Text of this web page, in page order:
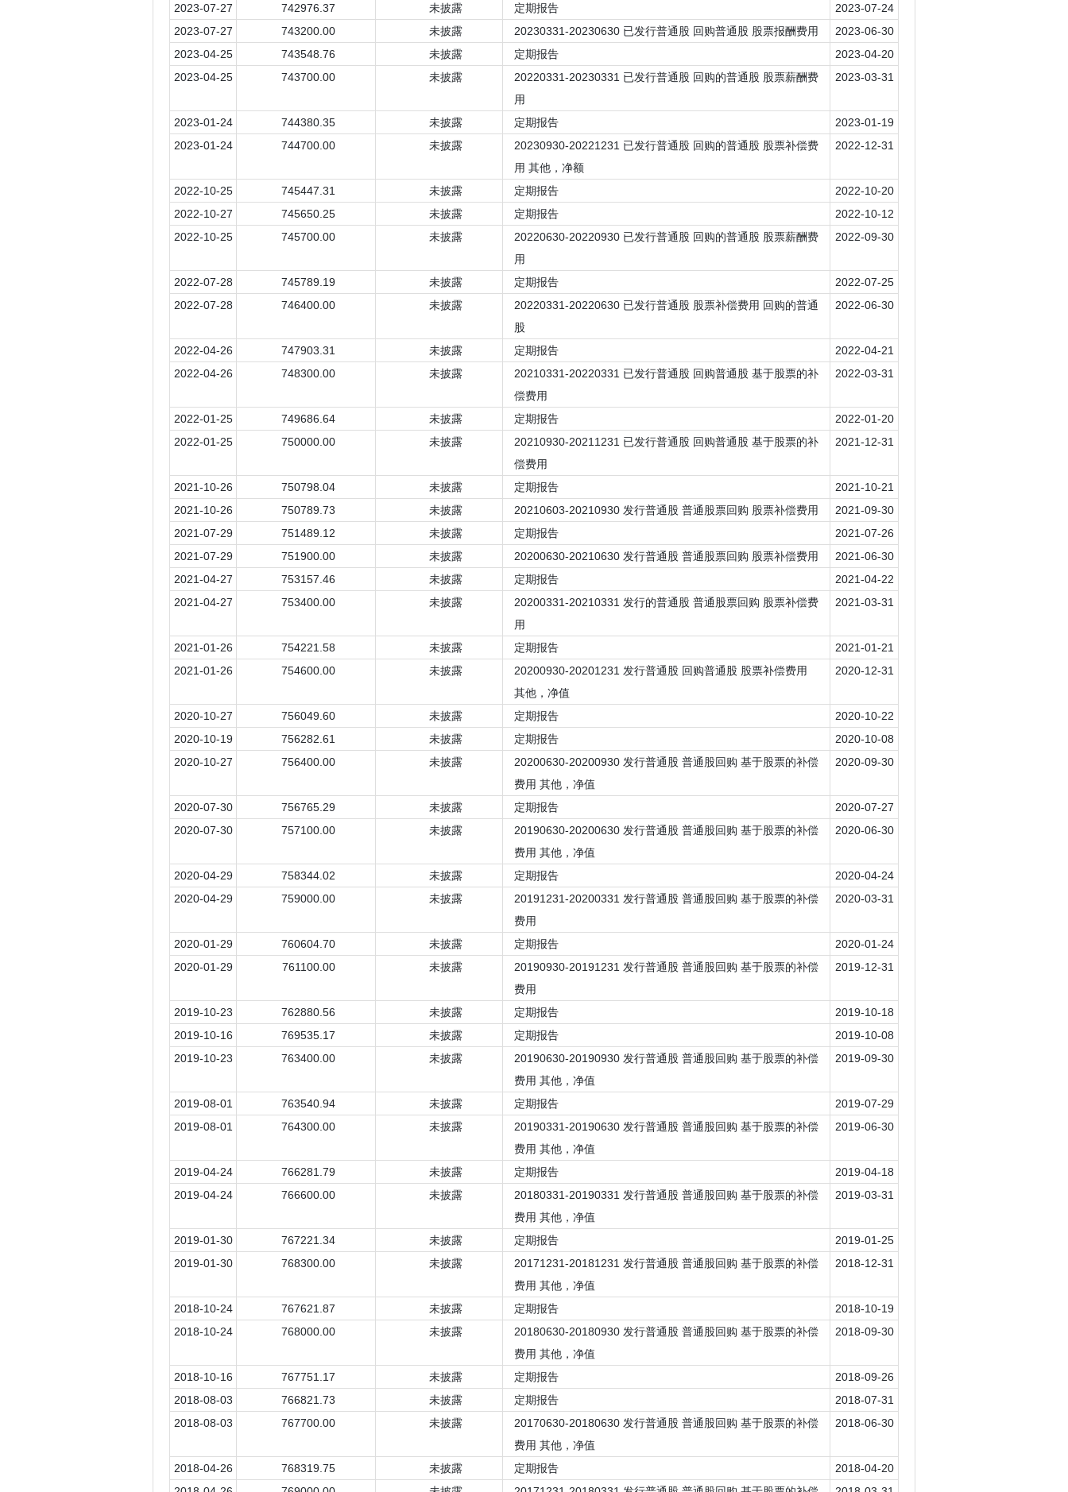
2023-07-27
742976.37 未披露 定期报告
2023-07-24
2023-07-27
743200.00 未披露 20230331-20230630 已发行普通股 回购普通股 股票报酬费用
2023-06-30
2023-04-25
743548.76 未披露 定期报告
2023-04-20
2023-04-25
743700.00 未披露
20220331-20230331 已发行普通股 回购的普通股 股票薪酬费
用
2023-03-31
2023-01-24 744380.35 未披露 定期报告
2023-01-19
2023-01-24
744700.00 未披露
20230930-20221231 已发行普通股 回购的普通股 股票补偿费
用 其他，净额
2022-12-31
2022-10-25 745447.31 未披露 定期报告
2022-10-20
2022-10-27
745650.25 未披露 定期报告
2022-10-12
2022-10-25
745700.00 未披露
20220630-20220930 已发行普通股 回购的普通股 股票薪酬费
用
2022-09-30
2022-07-28 745789.19 未披露 定期报告
2022-07-25
2022-07-28
746400.00 未披露
20220331-20220630 已发行普通股 股票补偿费用 回购的普通
股
2022-06-30
2022-04-26 747903.31 未披露 定期报告
2022-04-21
2022-04-26
748300.00 未披露
20210331-20220331 已发行普通股 回购普通股 基于股票的补
偿费用
2022-03-31
2022-01-25 749686.64 未披露 定期报告
2022-01-20
2022-01-25
750000.00 未披露
20210930-20211231 已发行普通股 回购普通股 基于股票的补
偿费用
2021-12-31
2021-10-26 750798.04 未披露 定期报告
2021-10-21
2021-10-26
750789.73 未披露 20210603-20210930 发行普通股 普通股票回购 股票补偿费用
2021-09-30
2021-07-29
751489.12 未披露 定期报告
2021-07-26
2021-07-29
751900.00 未披露 20200630-20210630 发行普通股 普通股票回购 股票补偿费用
2021-06-30
2021-04-27
753157.46 未披露 定期报告
2021-04-22
2021-04-27
753400.00 未披露
20200331-20210331 发行的普通股 普通股票回购 股票补偿费
用
2021-03-31
2021-01-26 754221.58 未披露 定期报告
2021-01-21
2021-01-26
754600.00 未披露
20200930-20201231 发行普通股 回购普通股 股票补偿费用
其他，净值
2020-12-31
2020-10-27 756049.60 未披露 定期报告
2020-10-22
2020-10-19
756282.61 未披露 定期报告
2020-10-08
2020-10-27
756400.00 未披露
20200630-20200930 发行普通股 普通股回购 基于股票的补偿
费用 其他，净值
2020-09-30
2020-07-30 756765.29 未披露 定期报告
2020-07-27
2020-07-30
757100.00 未披露
20190630-20200630 发行普通股 普通股回购 基于股票的补偿
费用 其他，净值
2020-06-30
2020-04-29 758344.02 未披露 定期报告
2020-04-24
2020-04-29
759000.00 未披露
20191231-20200331 发行普通股 普通股回购 基于股票的补偿
费用
2020-03-31
2020-01-29 760604.70 未披露 定期报告
2020-01-24
2020-01-29
761100.00 未披露
20190930-20191231 发行普通股 普通股回购 基于股票的补偿
费用
2019-12-31
2019-10-23 762880.56 未披露 定期报告
2019-10-18
2019-10-16
769535.17 未披露 定期报告
2019-10-08
2019-10-23
763400.00 未披露
20190630-20190930 发行普通股 普通股回购 基于股票的补偿
费用 其他，净值
2019-09-30
2019-08-01 763540.94 未披露 定期报告
2019-07-29
2019-08-01
764300.00 未披露
20190331-20190630 发行普通股 普通股回购 基于股票的补偿
费用 其他，净值
2019-06-30
2019-04-24 766281.79 未披露 定期报告
2019-04-18
2019-04-24
766600.00 未披露
20180331-20190331 发行普通股 普通股回购 基于股票的补偿
费用 其他，净值
2019-03-31
2019-01-30 767221.34 未披露 定期报告
2019-01-25
2019-01-30
768300.00 未披露
20171231-20181231 发行普通股 普通股回购 基于股票的补偿
费用 其他，净值
2018-12-31
2018-10-24 767621.87 未披露 定期报告
2018-10-19
2018-10-24
768000.00 未披露
20180630-20180930 发行普通股 普通股回购 基于股票的补偿
费用 其他，净值
2018-09-30
2018-10-16 767751.17 未披露 定期报告
2018-09-26
2018-08-03
766821.73 未披露 定期报告
2018-07-31
2018-08-03
767700.00 未披露
20170630-20180630 发行普通股 普通股回购 基于股票的补偿
费用 其他，净值
2018-06-30
2018-04-26 768319.75 未披露 定期报告
2018-04-20